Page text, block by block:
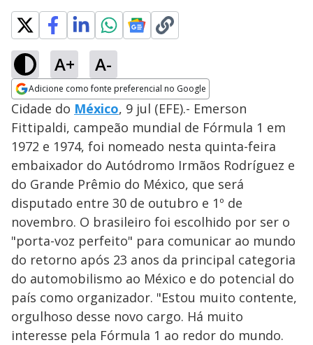
A+ A-
Adicione como fonte preferencial no Google
Opens in new window
Cidade do México, 9 jul (EFE).- Emerson
Fittipaldi, campeão mundial de Fórmula 1 em
1972 e 1974, foi nomeado nesta quinta-feira
embaixador do Autódromo Irmãos Rodríguez e
do Grande Prêmio do México, que será
disputado entre 30 de outubro e 1º de
novembro. O brasileiro foi escolhido por ser o
"porta-voz perfeito" para comunicar ao mundo
do retorno após 23 anos da principal categoria
do automobilismo ao México e do potencial do
país como organizador. "Estou muito contente,
orgulhoso desse novo cargo. Há muito
interesse pela Fórmula 1 ao redor do mundo.